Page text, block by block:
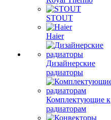
STOUT
Haier
Дизайнерские
радиаторы
Комплектующие к
радиаторам